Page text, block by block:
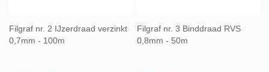
Filgraf nr. 2 IJzerdraad verzinkt
0,7mm - 100m
Filgraf nr. 3 Binddraad RVS
0,8mm - 50m